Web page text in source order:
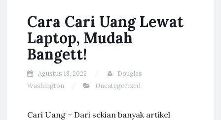
Cara Cari Uang Lewat
Laptop, Mudah
Bangett!
Agustus 18, 2022
Douglas
Washington
Uncategorized
Cari Uang – Dari sekian banyak artikel